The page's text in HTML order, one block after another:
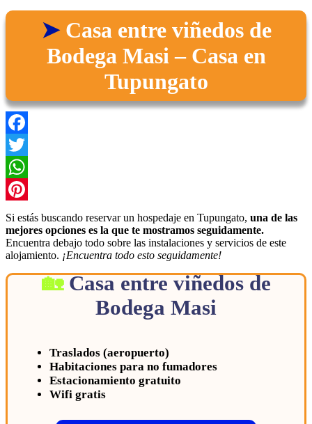
Casa entre viñedos de
Bodega Masi – Casa en
Tupungato
Facebook
Twitter
WhatsApp
Pinterest
Si estás buscando reservar un hospedaje en Tupungato, una de las
mejores opciones es la que te mostramos seguidamente.
Encuentra debajo todo sobre las instalaciones y servicios de este
alojamiento. ¡Encuentra todo esto seguidamente!
Casa entre viñedos de
Bodega Masi
Traslados (aeropuerto)
Habitaciones para no fumadores
Estacionamiento gratuito
Wifi gratis